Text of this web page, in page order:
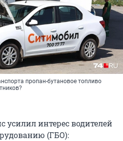
пропан-бутановое топливо
усилил интерес водителей
(ГБО):